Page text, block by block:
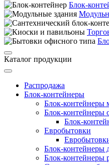
Блок-
Каталог продукции
Распродажа
Блок-контейнеры
Блок-контейнеры
Блок-контейнеры
Блок-
Евробытовки
Блок-контейнеры
Блок-контейнеры